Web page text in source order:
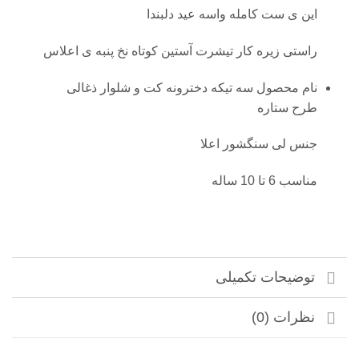
این ی ست کامله واسه عید دلبندا
راستی زیره کار تیشرت آستین کوتاه نخ پنبه ی اعلاس
نام محصول سه تیکه دخترونه کت و شلوار ذغالی
طرح ستاره
جنس لی سنگشور اعلا
مناسب 6 تا 10 ساله
توضیحات تکمیلی
نظرات (0)